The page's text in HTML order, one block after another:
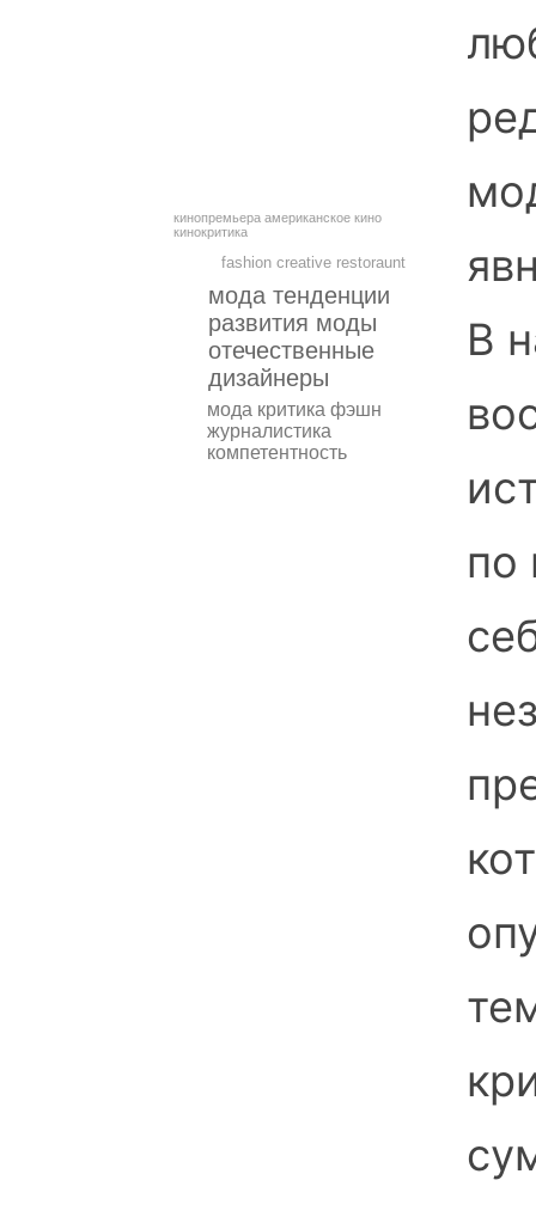
мода тенденции
развития моды
отечественные
дизайнеры
мода критика фэшн
журналистика
компетентность
fashion creative restoraunt
кинопремьера американское кино
кинокритика
В
по